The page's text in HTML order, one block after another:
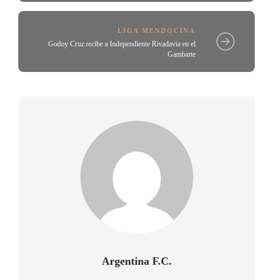
LIGA MENDOCINA
Godoy Cruz recibe a Independiente Rivadavia en el
Gambarte
Argentina F.C.